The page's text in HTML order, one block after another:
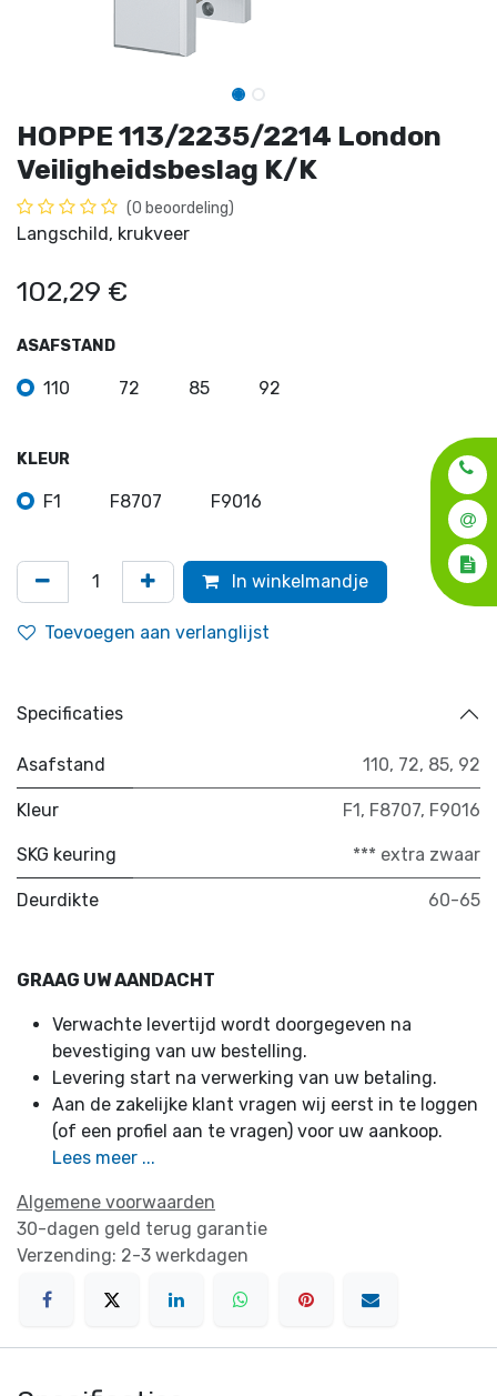
HOPPE 113/2235/2214 London
Veiligheidsbeslag K/K
(0 beoordeling)
Langschild, krukveer
102,29 €
ASAFSTAND
110 72 85 92
KLEUR
F1 F8707 F9016
In winkelmandje
Toevoegen aan verlanglijst
Specificaties
Asafstand 110, 72, 85, 92
Kleur F1, F8707, F9016
SKG keuring *** extra zwaar
Deurdikte 60-65
GRAAG UW AANDACHT
Verwachte levertijd wordt doorgegeven na
bevestiging van uw bestelling.
Levering start na verwerking van uw betaling.
Aan de zakelijke klant vragen wij eerst in te loggen
(of een profiel aan te vragen) voor uw aankoop.
Lees meer ...
Algemene voorwaarden
30-dagen geld terug garantie
Verzending: 2-3 werkdagen